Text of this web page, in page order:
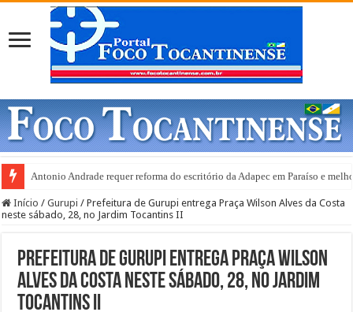
Gurupi e anuncia abertura de 20 leitos de UTI Covid-19
Início / Gurupi / Prefeitura de Gurupi entrega Praça Wilson Alves da Costa
neste sábado, 28, no Jardim Tocantins II
Prefeitura de Gurupi entrega Praça Wilson
Alves da Costa neste sábado, 28, no Jardim
Tocantins II